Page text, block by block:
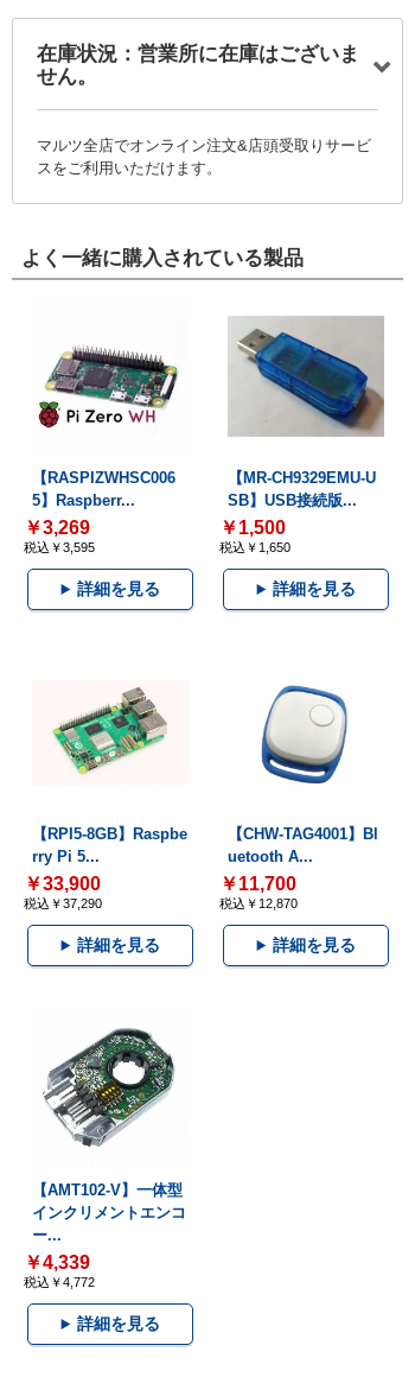
在庫状況：営業所に在庫はございま
せん。
マルツ全店でオンライン注文&店頭受取りサービ
スをご利用いただけます。
よく一緒に購入されている製品
【RASPIZWHSC006
5】Raspberr...
￥3,269
税込￥3,595
詳細を見る
【MR-CH9329EMU-U
SB】USB接続版...
￥1,500
税込￥1,650
詳細を見る
【RPI5-8GB】Raspbe
rry Pi 5...
￥33,900
税込￥37,290
詳細を見る
【CHW-TAG4001】Bl
uetooth A...
￥11,700
税込￥12,870
詳細を見る
【AMT102-V】一体型
インクリメントエンコ
ー...
￥4,339
税込￥4,772
詳細を見る